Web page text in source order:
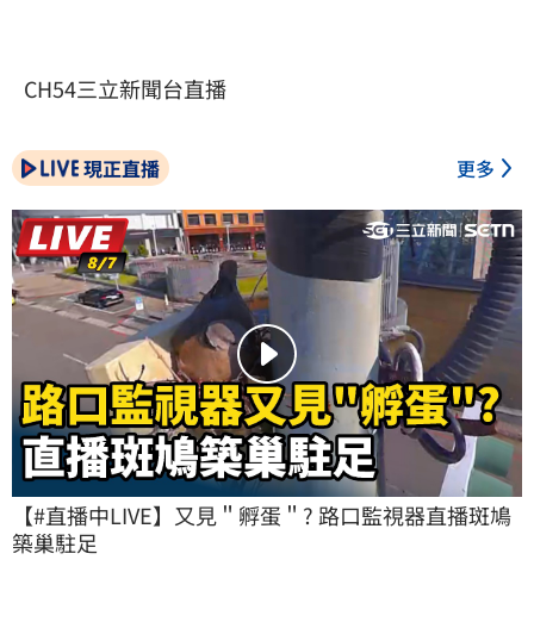
CH54三立新聞台直播
現正直播 更多
【#直播中LIVE】又見＂孵蛋＂? 路口監視器直播斑鳩
築巢駐足